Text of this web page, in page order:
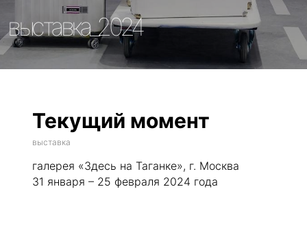
галерея «Здесь на Таганке», г. Москва
31 января – 25 февраля 2024 года
выставка
Текущий момент